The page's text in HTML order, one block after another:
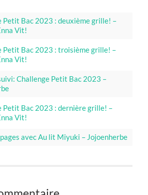
Petit Bac 2023 : deuxième grille! –
Vit!
Petit Bac 2023 : troisième grille! –
Vit!
Challenge Petit Bac 2023 –
Petit Bac 2023 : dernière grille! –
Vit!
avec Au lit Miyuki – Jojoenherbe